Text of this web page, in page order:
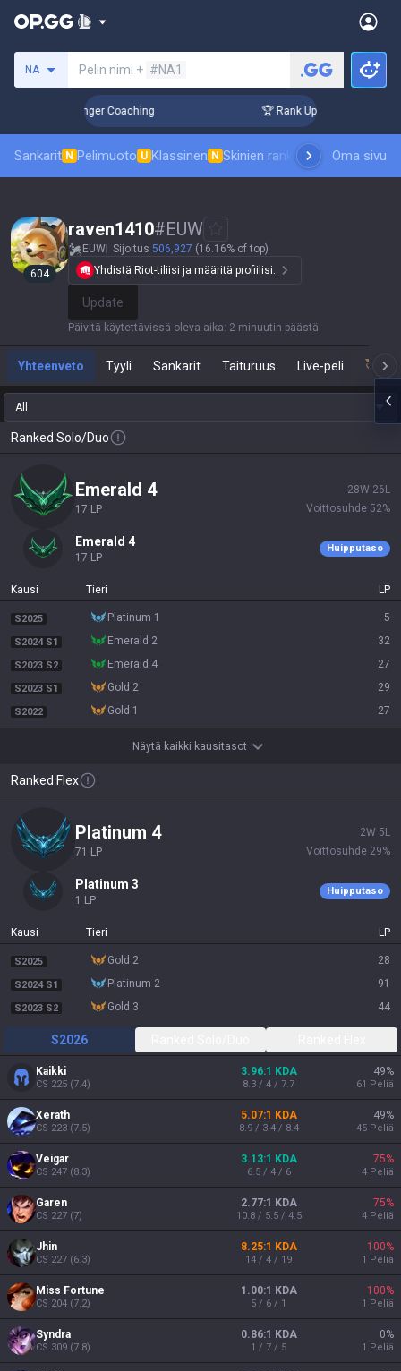
NA Pelin nimi + #NA1
Days! Challenger Coaching 🏆 Rank Up in 3 Days!
Sankarit N Pelimuoto U Klassinen N Skinien rankingTulostaulukot
Oma sivu
604
raven1410#EUW
EUW Sijoitus 506,927 (16.16% of top)
Yhdistä Riot-tiliisi ja määritä profiilisi.
Update
Päivitä käytettävissä oleva aika: 2 minuutin päästä
Yhteenveto Tyyli Sankarit Taituruus Live-peli
All
Ranked Solo/Duo
emerald 4
17 LP
28W 26 L
Voittosuhde 52%
emerald 4
17 LP
Huipputaso
Kausi Tieri LP
S2025 platinum 1 5
S2024 S1 emerald 2 32
S2023 S2 emerald 4 27
S2023 S1 gold 2 29
S2022 gold 1 27
Näytä kaikki kausitasot
Ranked Flex
platinum 4
71 LP
2W 5 L
Voittosuhde 29%
platinum 3
1 LP
Huipputaso
Kausi Tieri LP
S2025 gold 2 28
S2024 S1 platinum 2 91
S2023 S2 gold 3 44
S2026
Kaikki
CS 225 (7.4)
3.96:1 KDA
8.3 / 4 / 7.7
49%
61 Peliä
Xerath
CS 223 (7.5)
5.07:1 KDA
8.9 / 3.4 / 8.4
49%
45 Peliä
Veigar
CS 247 (8.3)
3.13:1 KDA
6.5 / 4 / 6
75%
4 Peliä
Garen
CS 227 (7)
2.77:1 KDA
10.8 / 5.5 / 4.5
75%
4 Peliä
Jhin
CS 227 (6.3)
8.25:1 KDA
14 / 4 / 19
100%
1 Peliä
Miss Fortune
CS 204 (7.2)
1.00:1 KDA
5 / 6 / 1
100%
1 Peliä
Syndra
CS 309 (7.8)
0.86:1 KDA
1 / 7 / 5
0%
1 Peliä